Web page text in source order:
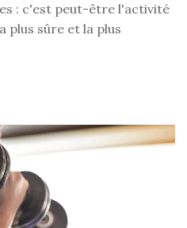
: c'est peut-être l'activité
plus sûre et la plus